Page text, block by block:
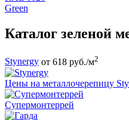
Green
Каталог зеленой
Stynergy от 618 руб./м2
Цены на металлочерепицу
Супермонтеррей